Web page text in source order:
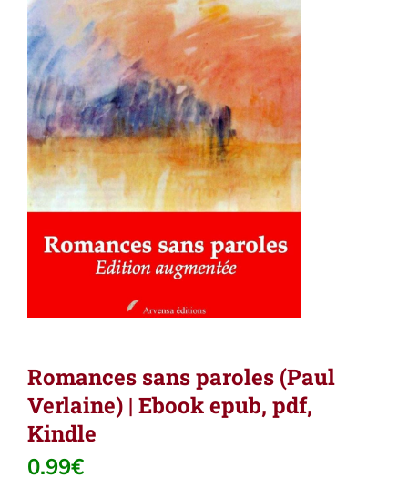
Romances sans paroles (Paul
Verlaine) | Ebook epub, pdf,
Kindle
0.99€